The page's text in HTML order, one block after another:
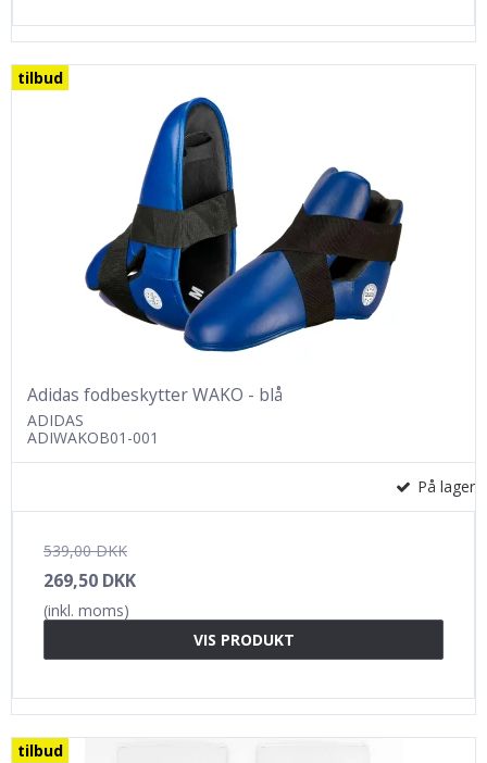
tilbud
Adidas fodbeskytter WAKO - blå
ADIDAS
ADIWAKOB01-001
På lager
539,00 DKK
269,50 DKK
(inkl. moms)
VIS PRODUKT
tilbud